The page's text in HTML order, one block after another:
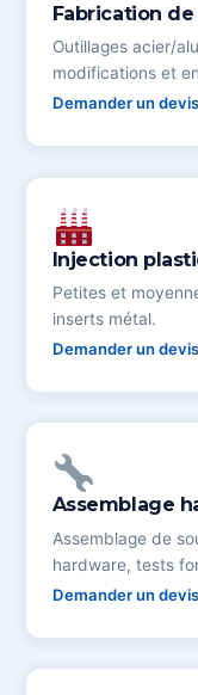
Fabrication
Outillages acier/
modifications et
Demander un
Injection
Petites et
inserts métal.
Demander un
Assemblage
Assemblage de
hardware, tests
Demander un